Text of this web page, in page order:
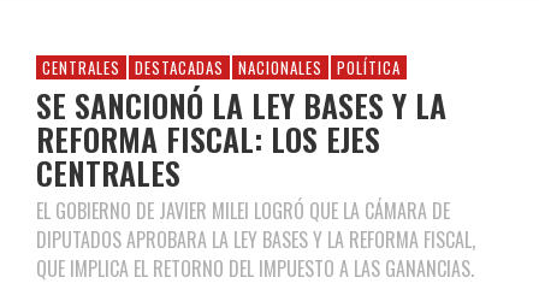
CENTRALES DESTACADAS NACIONALES POLÍTICA
SE SANCIONÓ LA LEY BASES Y LA
REFORMA FISCAL: LOS EJES
CENTRALES
EL GOBIERNO DE JAVIER MILEI LOGRÓ QUE LA CÁMARA DE
DIPUTADOS APROBARA LA LEY BASES Y LA REFORMA FISCAL,
QUE IMPLICA EL RETORNO DEL IMPUESTO A LAS GANANCIAS.